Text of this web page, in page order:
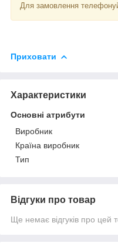
Для замовлення
Приховати
Характеристики
Основні атрибути
Виробник
Країна виробник
Тип
Відгуки про товар
Ще немає відгуків про цей